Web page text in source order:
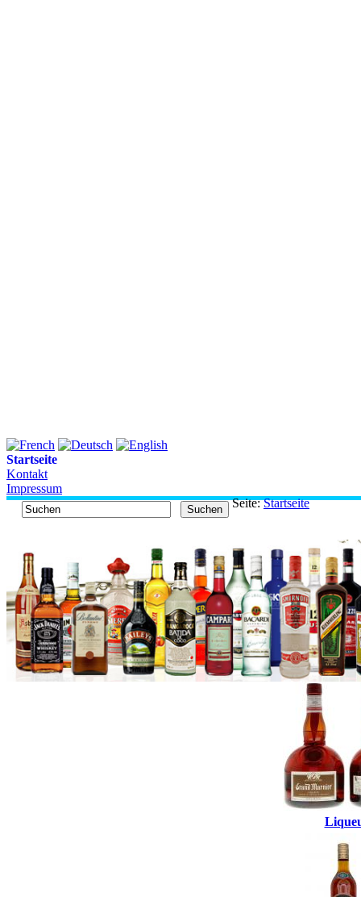
Startseite
Kontakt
Impressum
Suchen Seite:Startseite